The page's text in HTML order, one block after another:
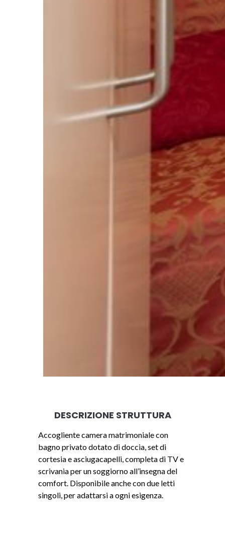
DESCRIZIONE STRUTTURA
Accogliente camera matrimoniale con
bagno privato dotato di doccia, set di
cortesia e asciugacapelli, completa di TV e
scrivania per un soggiorno all’insegna del
comfort. Disponibile anche con due letti
singoli, per adattarsi a ogni esigenza.